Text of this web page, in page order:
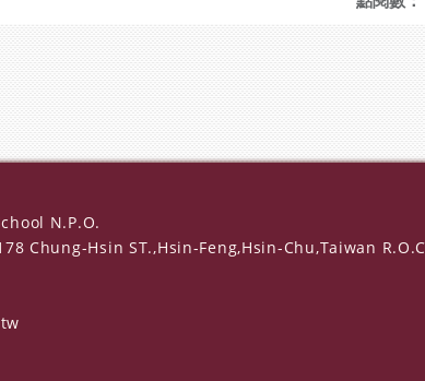
N.P.O.
Chung-Hsin ST.,Hsin-Feng,Hsin-Chu,Taiwan